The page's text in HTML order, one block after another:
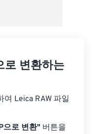
로 변환하는
여 Leica RAW 파일
으로 변환" 버튼을